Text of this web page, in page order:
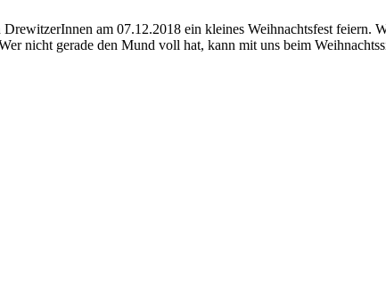
am 07.12.2018 ein kleines Weihnachtsfest feiern.
nicht gerade den Mund voll hat, kann mit uns beim